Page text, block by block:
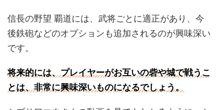
信長の野望 覇道には、武将ごとに適正があり、今
後鉄砲などのオプションも追加されるのが興味深い
です。
将来的には、プレイヤーがお互いの砦や城で戦うこ
とは、非常に興味深いものになるでしょう。